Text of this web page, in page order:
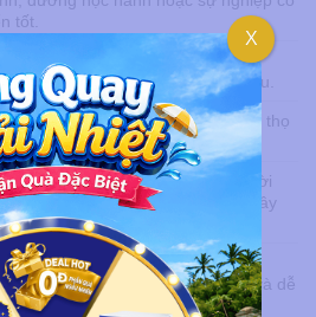
tốt.
sự thông minh, nhạy bén, có quý
nên chú ý cách quản lý chi tiêu.
trí tốt, liên quan đến phúc khí, tuổi thọ
toàn trong công việc.
đàn bà(ở sau tai) hường là người
chắn, có tính tự lập và khả năng xây
riêng.
nằm vị trí này gắn với tính cách
cuộc sống gia đình ổn định và dễ
trợ từ người thân.
X